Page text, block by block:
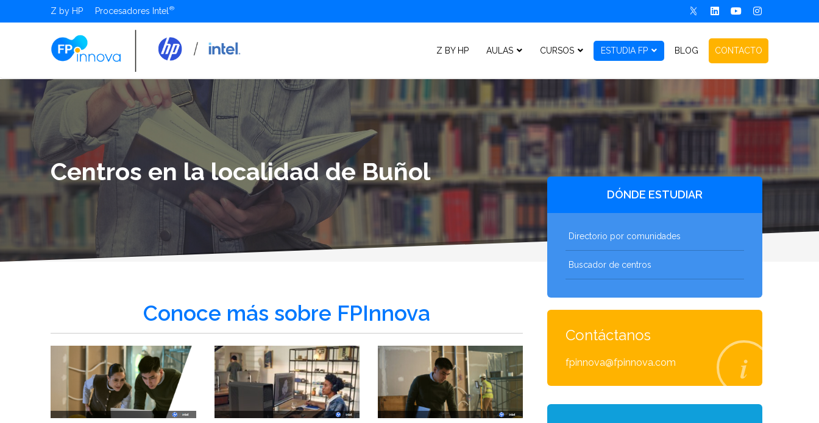
Z by HP Procesadores Intel
Z BY HP AULAS CURSOS ESTUDIA FP BLOG CONTACTO
Centros en la localidad de Buñol
Conoce más sobre FPInnova
DÓNDE ESTUDIAR
Directorio por comunidades
Buscador de centros
Contáctanos
fpinnova@fpinnova.com